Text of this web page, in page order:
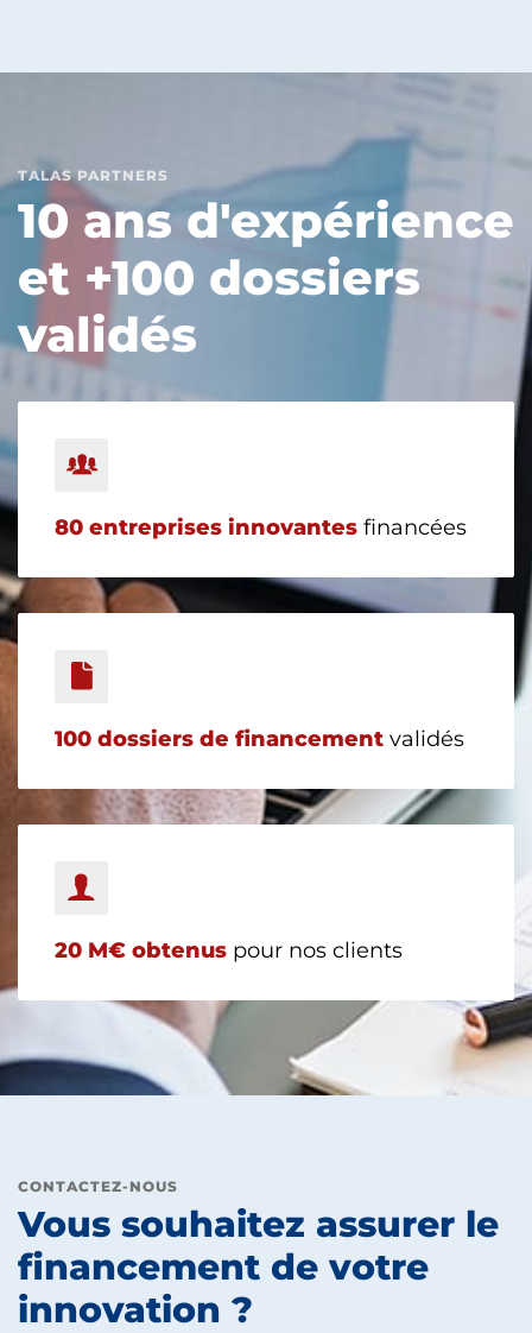
TALAS PARTNERS
10 ans d'expérience
et +100 dossiers
validés
80 entreprises innovantes financées
100 dossiers de financement validés
20 M€ obtenus pour nos clients
CONTACTEZ-NOUS
Vous souhaitez assurer le
financement de votre
innovation ?